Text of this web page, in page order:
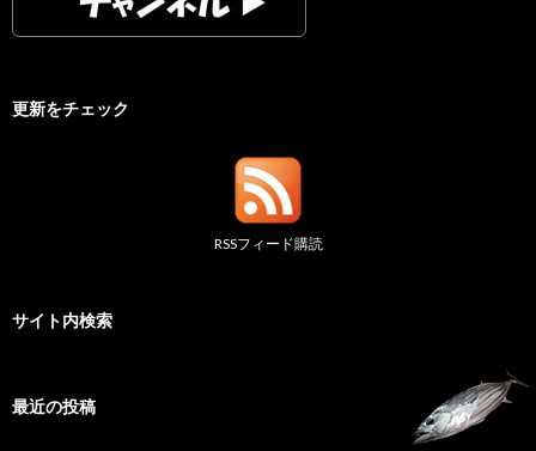
更新をチェック
RSSフィード購読
サイト内検索
最近の投稿